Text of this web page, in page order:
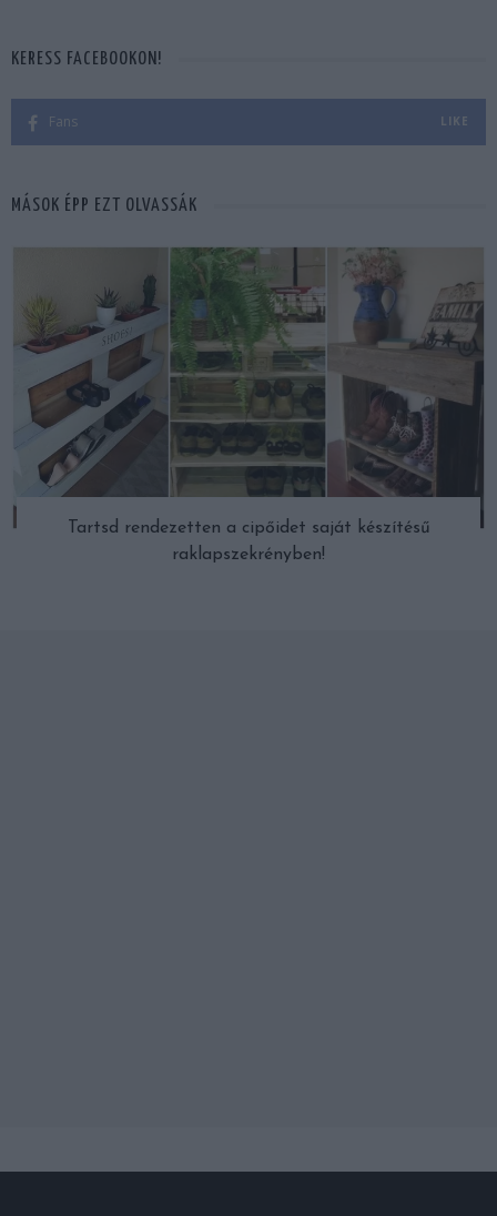
KERESS FACEBOOKON!
Fans LIKE
MÁSOK ÉPP EZT OLVASSÁK
Tartsd rendezetten a cipőidet saját készítésű
raklapszekrényben!